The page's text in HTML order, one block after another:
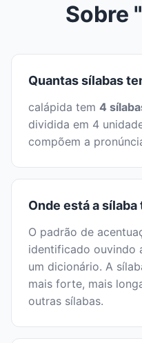
Sobre
Quantas sílabas
calápida tem 4
dividida em 4
compõem a
Onde está a
O padrão de
identificado ouvindo
um dicionário. A
mais forte, mais
outras sílabas.